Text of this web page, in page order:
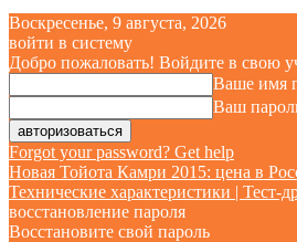
Воскресенье, 9 августа, 2026
войти в систему
Добро пожаловать! Войдите в свою
Ваше имя
Ваш
Forgot your password? Get help
Новая Тойота Камри 2015: цена в
Технические характеристики | Тест-
восстановление пароля
Восстановите свой пароль